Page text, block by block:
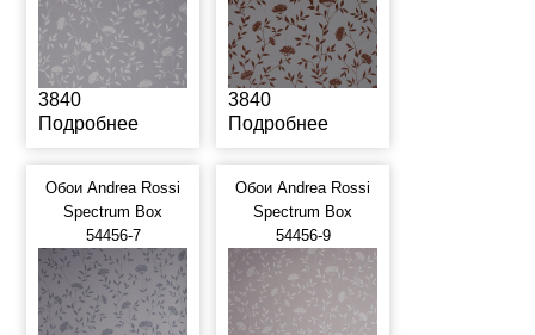
3840
Подробнее
3840
Подробнее
Обои Andrea Rossi
Spectrum Box
54456-7
Обои Andrea Rossi
Spectrum Box
54456-9